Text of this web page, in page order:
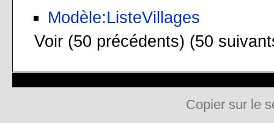
Modèle:ListeVillages
Voir (50 précédents) (50
Copier sur le